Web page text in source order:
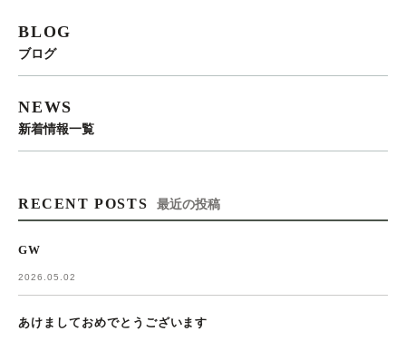
BLOG
ブログ
NEWS
新着情報一覧
RECENT POSTS 最近の投稿
GW
2026.05.02
あけましておめでとうございます